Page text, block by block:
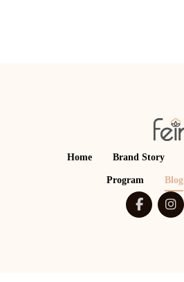
Home Brand Story
Program Blog